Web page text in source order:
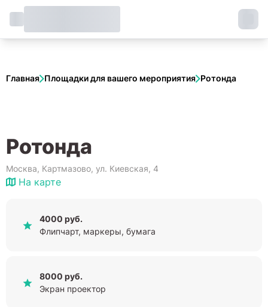
Главная Площадки для вашего мероприятия Ротонда
Ротонда
Москва, Картмазово, ул. Киевская, 4
На карте
4000 руб.
Флипчарт, маркеры, бумага
8000 руб.
Экран проектор